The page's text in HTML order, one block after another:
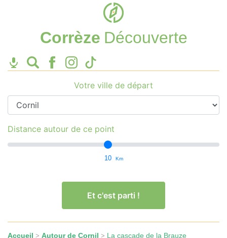
Corrèze Découverte
Votre ville de départ
Distance autour de ce point
10 Km
Et c'est parti !
Accueil > Autour de Cornil > La cascade de la Brauze